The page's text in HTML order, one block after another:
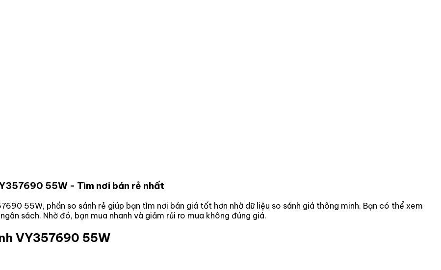
55W - Tìm nơi bán rẻ nhất
55W, phần so sánh rẻ giúp bạn tìm nơi bán giá tốt hơn nhờ dữ liệu so sánh giá thông minh. Bạn có thể xem
sách. Nhờ đó, bạn mua nhanh và giảm rủi ro mua không đúng giá.
VY357690 55W